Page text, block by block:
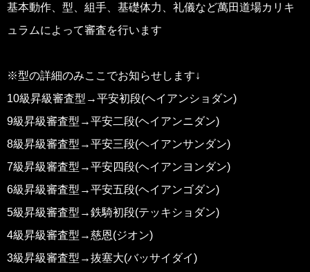
基本動作、型、組手、基礎体力、礼儀など萬田道場カリキ
ュラムによって審査を行います
※型の詳細のみここでお知らせします↓
10級昇級審査型→平安初段(ヘイアンショダン)
9級昇級審査型→平安二段(ヘイアンニダン)
8級昇級審査型→平安三段(ヘイアンサンダン)
7級昇級審査型→平安四段(ヘイアンヨンダン)
6級昇級審査型→平安五段(ヘイアンゴダン)
5級昇級審査型→鉄騎初段(テッキショダン)
4級昇級審査型→慈恩(ジオン)
3級昇級審査型→抜塞大(バッサイダイ)